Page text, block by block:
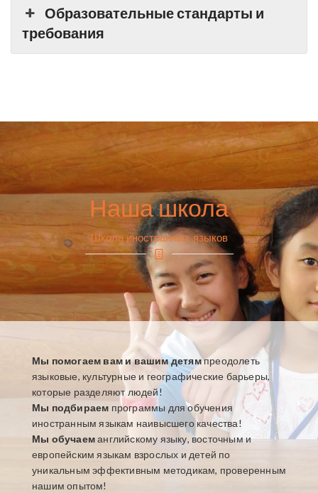
Образовательные стандарты и
требования
Наша школа
Школа иностранных языков
Мы помогаем вам и вашим детямпреодолеть
языковые, культурные и географические барьеры,
которые разделяют людей!
Мы подбираем программы для обучения
иностранным языкам наивысшего качества!
Мы обучаеманглийскому языку, восточным и
европейским языкам взрослых и детей по
уникальным эффективным методикам, проверенным
нашим опытом!